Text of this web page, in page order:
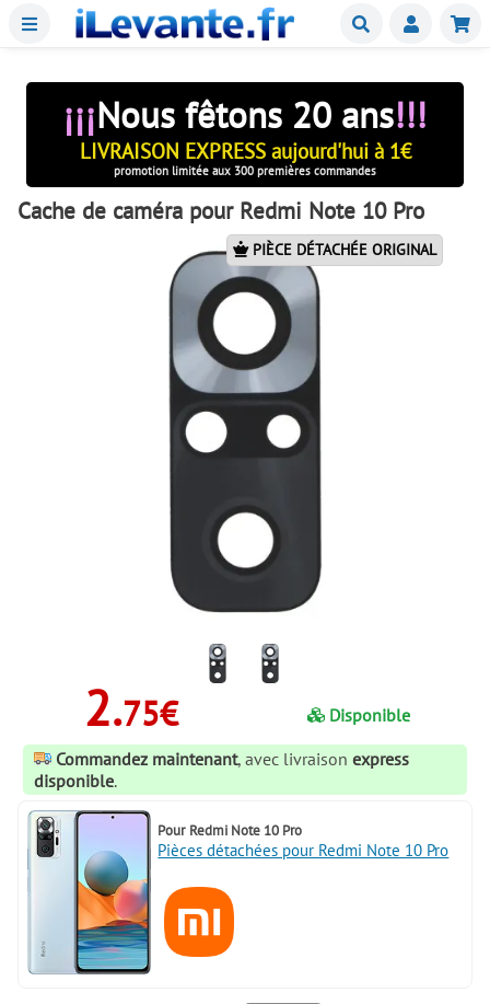
Menu Buscar
¡¡¡Nous fêtons 20 ans!!!
LIVRAISON EXPRESS aujourd'hui à 1€
promotion limitée aux 300 premières commandes
Cache de caméra pour Redmi Note 10 Pro
PIÈCE DÉTACHÉE ORIGINAL
2.75€
Disponible
Commandez maintenant, avec livraison express
disponible.
Pour Redmi Note 10 Pro
Pièces détachées pour Redmi Note 10 Pro